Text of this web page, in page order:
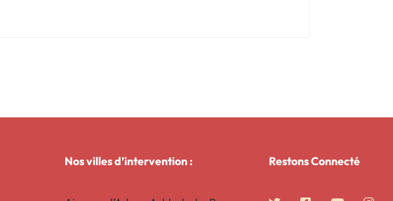
Nos villes d’intervention : Restons Connecté​